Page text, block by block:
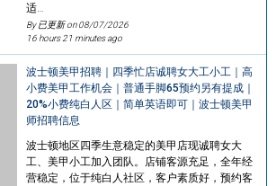
适…
By 已更新 on08/07/2026
16 hours 21 minutes ago
波士顿美甲招聘｜四季忙店诚聘女大工小工｜高
小费美甲工作机会｜普通手脚65预约另有提成｜
20%小费纯白人区｜简单英语即可｜波士顿美甲
师招聘信息
波士顿地区四季生意稳定的美甲店现诚聘女大
工、美甲小工加入团队。店铺客源充足，全年经
营稳定，位于纯白人社区，客户素质好，预约客